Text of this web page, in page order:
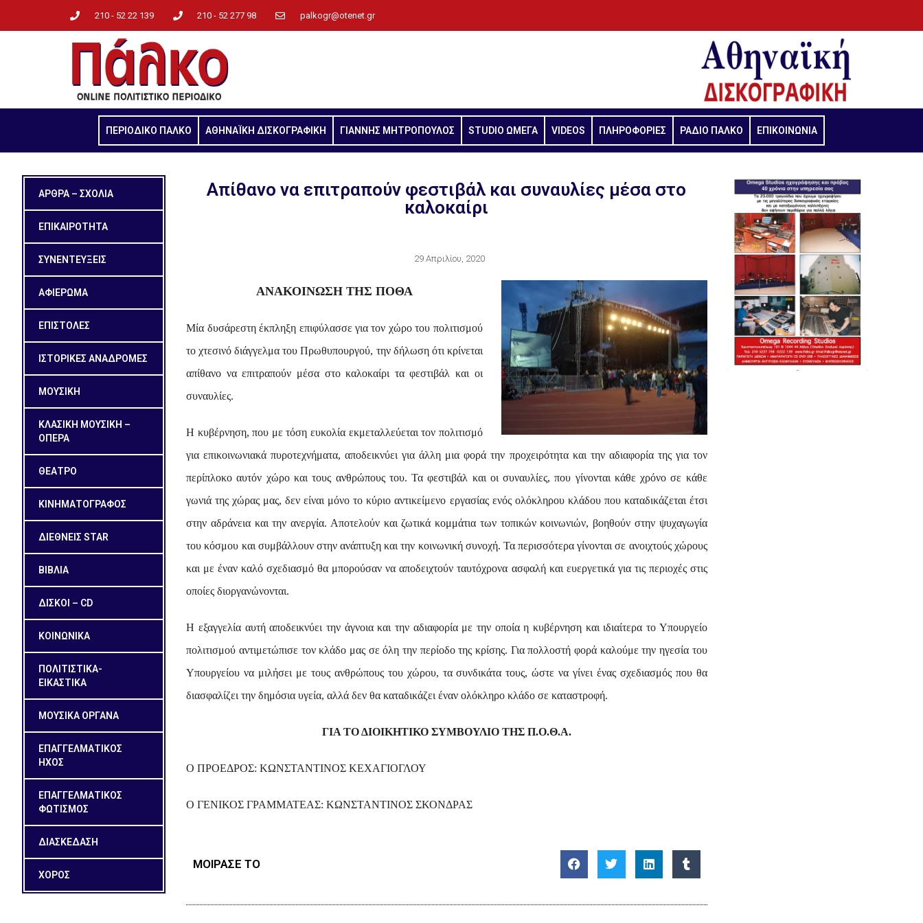
210 - 52 22 139 210 - 52 277 98 palkogr@otenet.gr
ΠΕΡΙΟΔΙΚΟ ΠΑΛΚΟ ΑΘΗΝΑΪΚΗ ΔΙΣΚΟΓΡΑΦΙΚΗ ΓΙΑΝΝΗΣ ΜΗΤΡΟΠΟΥΛΟΣ STUDIO ΩΜΕΓΑ VIDEOS ΠΛΗΡΟΦΟΡΙΕΣ ΡΑΔΙΟ ΠΑΛΚΟ ΕΠΙΚΟΙΝΩΝΙΑ
ΑΡΘΡΑ – ΣΧΟΛΙΑ
ΕΠΙΚΑΙΡΟΤΗΤΑ
ΣΥΝΕΝΤΕΥΞΕΙΣ
ΑΦΙΕΡΩΜΑ
ΕΠΙΣΤΟΛΕΣ
ΙΣΤΟΡΙΚΕΣ ΑΝΑΔΡΟΜΕΣ
ΜΟΥΣΙΚΗ
ΚΛΑΣΙΚΗ ΜΟΥΣΙΚΗ –
ΟΠΕΡΑ
ΘΕΑΤΡΟ
ΚΙΝΗΜΑΤΟΓΡΑΦΟΣ
ΔΙΕΘΝΕΙΣ STAR
ΒΙΒΛΙΑ
ΔΙΣΚΟΙ – CD
ΚΟΙΝΩΝΙΚΑ
ΠΟΛΙΤΙΣΤΙΚΑ-
ΕΙΚΑΣΤΙΚΑ
ΜΟΥΣΙΚΑ ΟΡΓΑΝΑ
ΕΠΑΓΓΕΛΜΑΤΙΚΟΣ
ΗΧΟΣ
ΕΠΑΓΓΕΛΜΑΤΙΚΟΣ
ΦΩΤΙΣΜΟΣ
ΔΙΑΣΚΕΔΑΣΗ
ΧΟΡΟΣ
Απίθανο να επιτραπούν φεστιβάλ και συναυλίες μέσα στο
καλοκαίρι
29 Απριλίου, 2020
ΑΝΑΚΟΙΝΩΣΗ ΤΗΣ ΠΟΘΑ
Μία δυσάρεστη έκπληξη επιφύλασσε για τον χώρο του πολιτισμού
το χτεσινό διάγγελμα του Πρωθυπουργού, την δήλωση ότι κρίνεται
απίθανο να επιτραπούν μέσα στο καλοκαίρι τα φεστιβάλ και οι
συναυλίες.
Η κυβέρνηση, που με τόση ευκολία εκμεταλλεύεται τον πολιτισμό
για επικοινωνιακά πυροτεχνήματα, αποδεικνύει για άλλη μια φορά την προχειρότητα και την αδιαφορία της για τον
περίπλοκο αυτόν χώρο και τους ανθρώπους του. Τα φεστιβάλ και οι συναυλίες, που γίνονται κάθε χρόνο σε κάθε
γωνιά της χώρας μας, δεν είναι μόνο το κύριο αντικείμενο εργασίας ενός ολόκληρου κλάδου που καταδικάζεται έτσι
στην αδράνεια και την ανεργία. Αποτελούν και ζωτικά κομμάτια των τοπικών κοινωνιών, βοηθούν στην ψυχαγωγία
του κόσμου και συμβάλλουν στην ανάπτυξη και την κοινωνική συνοχή. Τα περισσότερα γίνονται σε ανοιχτούς χώρους
και με έναν καλό σχεδιασμό θα μπορούσαν να αποδειχτούν ταυτόχρονα ασφαλή και ευεργετικά για τις περιοχές στις
οποίες διοργανώνονται.
Η εξαγγελία αυτή αποδεικνύει την άγνοια και την αδιαφορία με την οποία η κυβέρνηση και ιδιαίτερα το Υπουργείο
πολιτισμού αντιμετώπισε τον κλάδο μας σε όλη την περίοδο της κρίσης. Για πολλοστή φορά καλούμε την ηγεσία του
Υπουργείου να μιλήσει με τους ανθρώπους του χώρου, τα συνδικάτα τους, ώστε να γίνει ένας σχεδιασμός που θα
διασφαλίζει την δημόσια υγεία, αλλά δεν θα καταδικάζει έναν ολόκληρο κλάδο σε καταστροφή.
ΓΙΑ ΤΟ ΔΙΟΙΚΗΤΙΚΟ ΣΥΜΒΟΥΛΙΟ ΤΗΣ Π.Ο.Θ.Α.
Ο ΠΡΟΕΔΡΟΣ: ΚΩΝΣΤΑΝΤΙΝΟΣ ΚΕΧΑΓΙΟΓΛΟΥ
Ο ΓΕΝΙΚΟΣ ΓΡΑΜΜΑΤΕΑΣ:ΚΩΝΣΤΑΝΤΙΝΟΣ ΣΚΟΝΔΡΑΣ
ΜΟΙΡΑΣΕ ΤΟ